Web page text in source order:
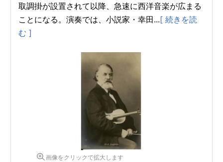
取調掛が設置されて以降、急速に西洋音楽が広まる
ことになる。演奏では、小説家・幸田...[ 続きを読
む ]
画像をクリックで拡大します